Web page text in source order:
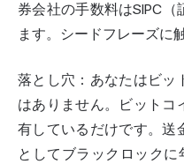
券会社の手数料はSIPC
ます。シードフレーズに
落とし穴：あなたはビッ
はありません。ビットコ
有しているだけです。送
としてブラックロックに